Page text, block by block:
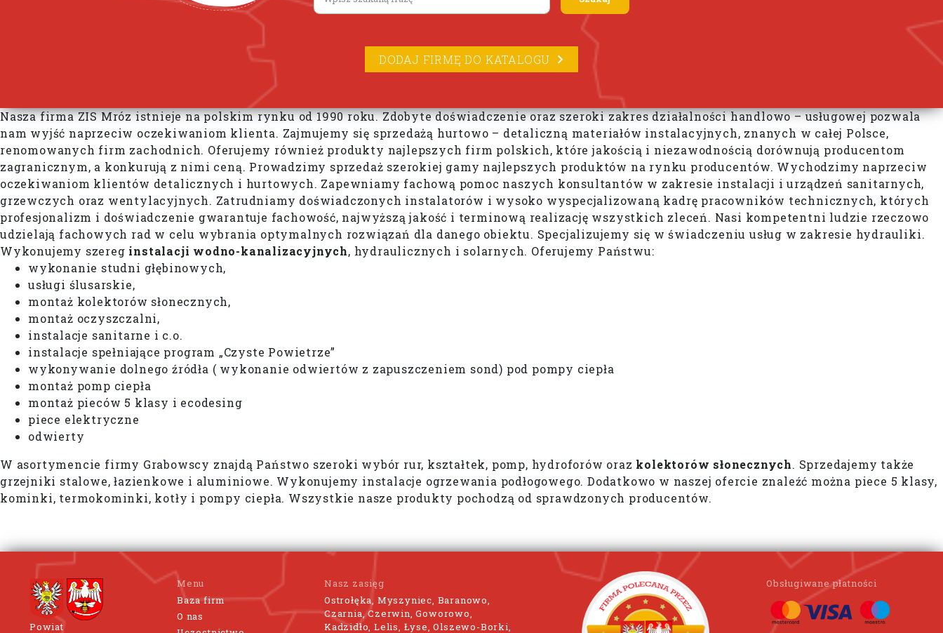
DODAJ FIRMĘ DO KATALOGU
Nasza firma ZIS Mróz istnieje na polskim rynku od 1990 roku. Zdobyte doświadczenie oraz szeroki zakres działalności handlowo – usługowej pozwala
nam wyjść naprzeciw oczekiwaniom klienta. Zajmujemy się sprzedażą hurtowo – detaliczną materiałów instalacyjnych, znanych w całej Polsce,
renomowanych firm zachodnich. Oferujemy również produkty najlepszych firm polskich, które jakością i niezawodnością dorównują producentom
zagranicznym, a konkurują z nimi ceną. Prowadzimy sprzedaż szerokiej gamy najlepszych produktów na rynku producentów. Wychodzimy naprzeciw
oczekiwaniom klientów detalicznych i hurtowych. Zapewniamy fachową pomoc naszych konsultantów w zakresie instalacji i urządzeń sanitarnych,
grzewczych oraz wentylacyjnych. Zatrudniamy doświadczonych instalatorów i wysoko wyspecjalizowaną kadrę pracowników technicznych, których
profesjonalizm i doświadczenie gwarantuje fachowość, najwyższą jakość i terminową realizację wszystkich zleceń. Nasi kompetentni ludzie rzeczowo
udzielają fachowych rad w celu wybrania optymalnych rozwiązań dla danego obiektu. Specjalizujemy się w świadczeniu usług w zakresie hydrauliki.
Wykonujemy szereg instalacji wodno-kanalizacyjnych, hydraulicznych i solarnych. Oferujemy Państwu:
wykonanie studni głębinowych,
usługi ślusarskie,
montaż kolektorów słonecznych,
montaż oczyszczalni,
instalacje sanitarne i c.o.
instalacje spełniające program „Czyste Powietrze”
wykonywanie dolnego źródła ( wykonanie odwiertów z zapuszczeniem sond) pod pompy ciepła
montaż pomp ciepła
montaż pieców 5 klasy i ecodesing
piece elektryczne
odwierty
W asortymencie firmy Grabowscy znajdą Państwo szeroki wybór rur, kształtek, pomp, hydroforów oraz kolektorów słonecznych. Sprzedajemy także
grzejniki stalowe, łazienkowe i aluminiowe. Wykonujemy instalacje ogrzewania podłogowego. Dodatkowo w naszej ofercie znaleźć można piece 5 klasy,
kominki, termokominki, kotły i pompy ciepła. Wszystkie nasze produkty pochodzą od sprawdzonych producentów.
Powiat
Menu
Baza firm
O nas
Nasz zasięg
Ostrołęka, Myszyniec, Baranowo,
Czarnia, Czerwin, Goworowo,
Kadzidło, Lelis, Łyse, Olszewo-Borki,
Obsługiwane płatności